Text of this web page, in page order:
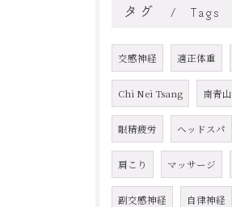
タグ Tags
交感神経 適正体重
Chi Nei Tsang 南青山
眼精疲労 ヘッドスパ
肩こり マッサージ
副交感神経 自律神経